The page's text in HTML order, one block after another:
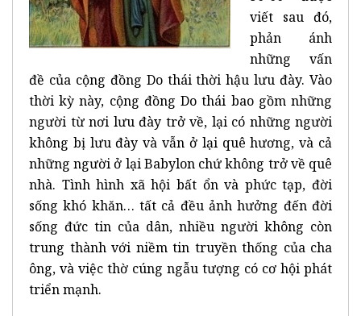
viết sau đó,
phản ánh
những vấn
đề của cộng đồng Do thái thời hậu lưu đày. Vào
thời kỳ này, cộng đồng Do thái bao gồm những
người từ nơi lưu đày trở về, lại có những người
không bị lưu đày và vẫn ở lại quê hương, và cả
những người ở lại Babylon chứ không trở về quê
nhà. Tình hình xã hội bất ổn và phức tạp, đời
sống khó khăn… tất cả đều ảnh hưởng đến đời
sống đức tin của dân, nhiều người không còn
trung thành với niềm tin truyền thống của cha
ông, và việc thờ cúng ngẫu tượng có cơ hội phát
triển mạnh.